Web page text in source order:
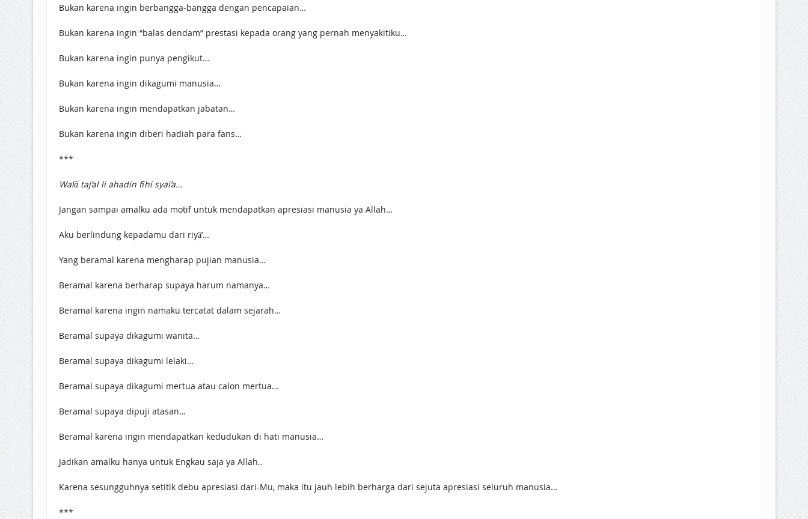
Bukan karena ingin berbangga-bangga dengan pencapaian…
Bukan karena ingin “balas dendam” prestasi kepada orang yang pernah menyakitiku…
Bukan karena ingin punya pengikut…
Bukan karena ingin dikagumi manusia…
Bukan karena ingin mendapatkan jabatan…
Bukan karena ingin diberi hadiah para fans…
***
Walā taj’al li ahadin fīhi syai’a…
Jangan sampai amalku ada motif untuk mendapatkan apresiasi manusia ya Allah…
Aku berlindung kepadamu dari riyā’…
Yang beramal karena mengharap pujian manusia…
Beramal karena berharap supaya harum namanya…
Beramal karena ingin namaku tercatat dalam sejarah…
Beramal supaya dikagumi wanita…
Beramal supaya dikagumi lelaki…
Beramal supaya dikagumi mertua atau calon mertua…
Beramal supaya dipuji atasan…
Beramal karena ingin mendapatkan kedudukan di hati manusia…
Jadikan amalku hanya untuk Engkau saja ya Allah..
Karena sesungguhnya setitik debu apresiasi dari-Mu, maka itu jauh lebih berharga dari sejuta apresiasi seluruh manusia…
***